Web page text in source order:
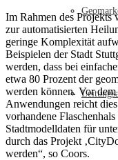
Im Rahmen des Projekts
zur automatisierten
geringe Komplexität
Beispielen der Stadt
werden, dass bei
etwa 80 Prozent der
werden können. Vor
Anwendungen reicht
vorhandene
Stadtmodelldaten für
durch das Projekt
werden“, so Coors.